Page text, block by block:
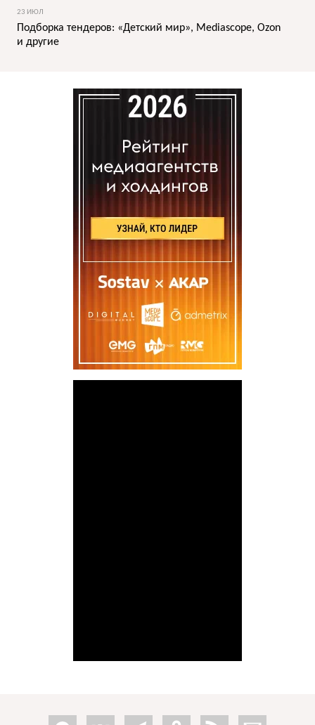
23 ИЮЛ
Подборка тендеров: «Детский мир», Mediascope, Ozon
и другие